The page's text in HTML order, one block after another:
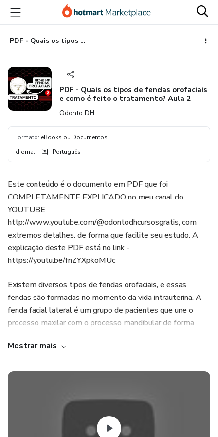
para
conteúdo
principal
para
pagamento
para
rodapé
PDF - Quais os tipos de fendas orofaciais e como é feito o tratamento? Aula 2
PDF - Quais os tipos de fendas orofaciais
e como é feito o tratamento? Aula 2
Odonto DH
Formato: eBooks ou Documentos
Idioma: Português
Este conteúdo é o documento em PDF que foi
COMPLETAMENTE EXPLICADO no meu canal do
YOUTUBE
http://www.youtube.com/@odontodhcursosgratis, com
extremos detalhes, de forma que facilite seu estudo. A
explicação deste PDF está no link -
https://youtu.be/fnZYXpkoMUc
Existem diversos tipos de fendas orofaciais, e essas
fendas são formadas no momento da vida intrauterina. A
fenda facial lateral é um grupo de pacientes que une o
processo maxilar com o processo mandibular de forma
acontecer também dos dois lados do rosto do paciente.
com outro tipo de problema congênito.
A fenda facial lateral será na lateral do rosto do paciente;
as fendas faciais obliquas vão do lábio superior até o olho
do paciente, podendo passar no nariz ou não. Nas suas
Mostrar mais